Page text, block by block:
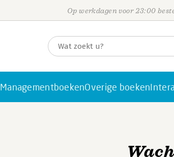
Op werkdagen voor 23:00
ManagementboekenOverige boeken